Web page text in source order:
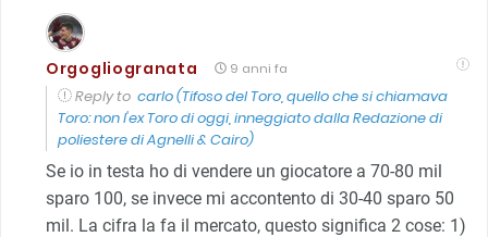
Orgogliogranata 9 anni fa
Reply to carlo (Tifoso del Toro, quello che si chiamava
Toro: non l'ex Toro di oggi, inneggiato dalla Redazione di
poliestere di Agnelli & Cairo)
Se io in testa ho di vendere un giocatore a 70-80 mil
sparo 100, se invece mi accontento di 30-40 sparo 50
mil. La cifra la fa il mercato, questo significa 2 cose: 1)